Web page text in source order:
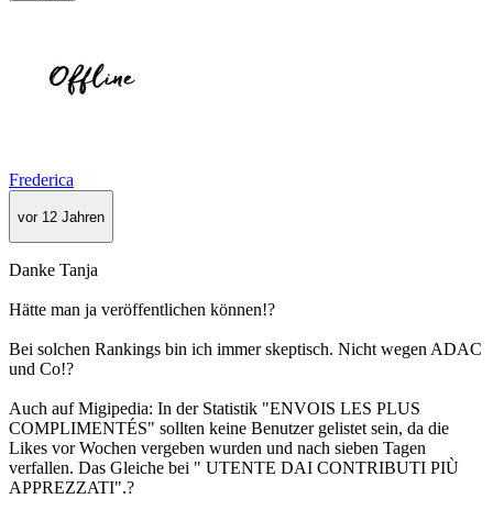
Frederica
vor 12 Jahren
Danke Tanja
Hätte man ja veröffentlichen können!?
Bei solchen Rankings bin ich immer skeptisch. Nicht wegen ADAC
und Co!?
Auch auf Migipedia: In der Statistik "ENVOIS LES PLUS
COMPLIMENTÉS" sollten keine Benutzer gelistet sein, da die
Likes vor Wochen vergeben wurden und nach sieben Tagen
verfallen. Das Gleiche bei " UTENTE DAI CONTRIBUTI PIÙ
APPREZZATI".?